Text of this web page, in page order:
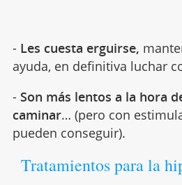
- Les cuesta erguirse,
ayuda, en definitiva luchar
- Son más lentos a la hora
caminar… (pero con
pueden conseguir).
Tratamientos para la